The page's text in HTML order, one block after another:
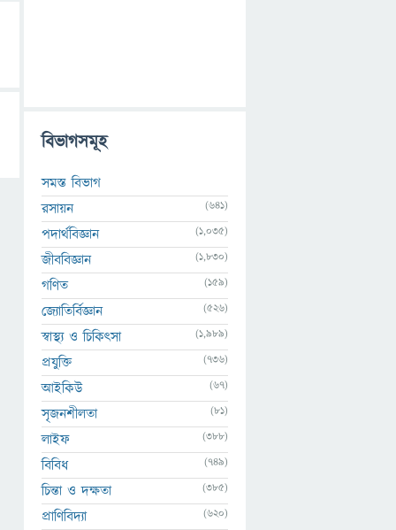
বিভাগসমূহ
সমস্ত বিভাগ
রসায়ন
(641)
পদার্থবিজ্ঞান (1,035)
জীববিজ্ঞান (1,830)
গণিত (159)
জ্যোতির্বিজ্ঞান (526)
স্বাস্থ্য ও চিকিৎসা (1,989)
প্রযুক্তি (736)
আইকিউ (67)
সৃজনশীলতা (81)
লাইফ (388)
বিবিধ (749)
চিন্তা ও দক্ষতা (385)
প্রাণিবিদ্যা (620)